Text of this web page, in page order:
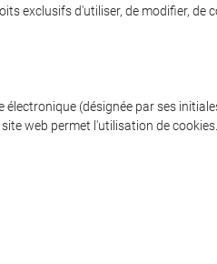
exclusifs d'utiliser, de modifier, de
(désignée par ses
web permet l'utilisation de cookies.